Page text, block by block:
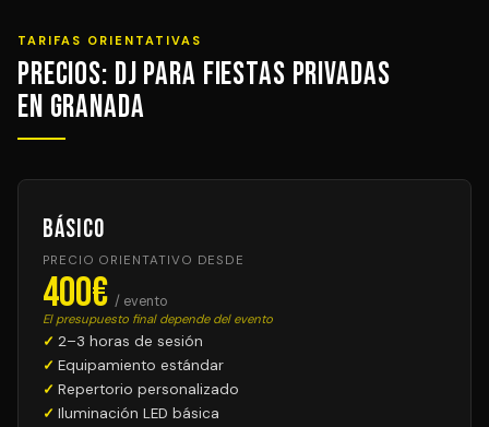
TARIFAS ORIENTATIVAS
Precios: DJ para Fiestas Privadas
en Granada
Básico
PRECIO ORIENTATIVO DESDE
400€ / evento
El presupuesto final depende del evento
2–3 horas de sesión
Equipamiento estándar
Repertorio personalizado
Iluminación LED básica